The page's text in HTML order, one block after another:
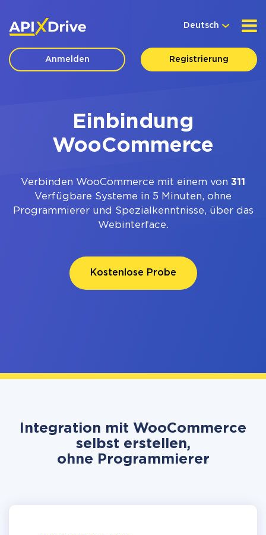
Deutsch
Anmelden Registrierung
Einbindung
WooCommerce
Verbinden WooCommerce mit einem von 311
Verfügbare Systeme in 5 Minuten, ohne
Programmierer und Spezialkenntnisse, über das
Webinterface.
Kostenlose Probe
Integration mit WooCommerce
selbst erstellen,
ohne Programmierer